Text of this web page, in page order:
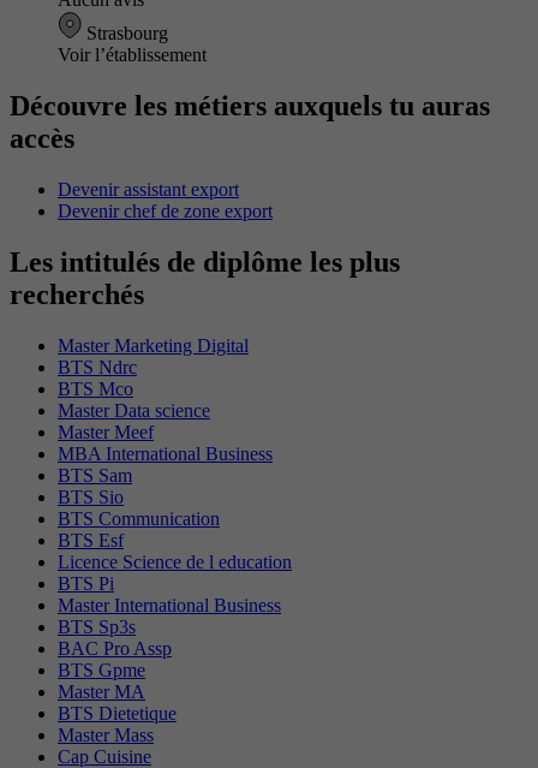
Strasbourg
Voir l’établissement
Découvre les métiers auxquels tu auras
accès
Devenir assistant export
Devenir chef de zone export
Les intitulés de diplôme les plus
recherchés
Master Marketing Digital
BTS Ndrc
BTS Mco
Master Data science
Master Meef
MBA International Business
BTS Sam
BTS Sio
BTS Communication
BTS Esf
Licence Science de l education
BTS Pi
Master International Business
BTS Sp3s
BAC Pro Assp
BTS Gpme
Master MA
BTS Dietetique
Master Mass
Cap Cuisine